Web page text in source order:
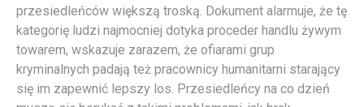
przesiedleńców większą troską. Dokument alarmuje, że tę
kategorię ludzi najmocniej dotyka proceder handlu żywym
towarem, wskazuje zarazem, że ofiarami grup
kryminalnych padają też pracownicy humanitarni starający
się im zapewnić lepszy los. Przesiedleńcy na co dzień